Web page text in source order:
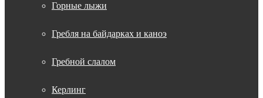
Горные лыжи
Гребля на байдарках и каноэ
Гребной слалом
Керлинг